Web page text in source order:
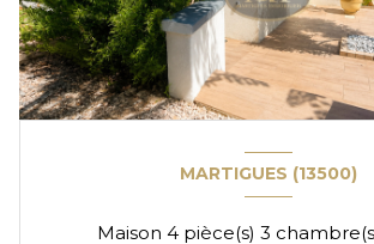
MARTIGUES (13500)